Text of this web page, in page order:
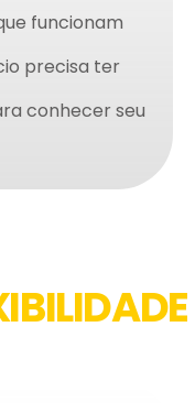
funcionam
precisa ter
conhecer seu